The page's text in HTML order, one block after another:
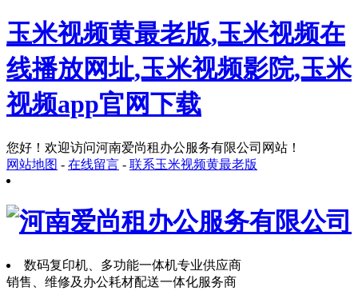
玉米视频黄最老版,玉米视频在
线播放网址,玉米视频影院,玉米
视频app官网下载
您好！欢迎访问河南爱尚租办公服务有限公司网站！
网站地图 - 在线留言 - 联系玉米视频黄最老版
数码复印机、多功能一体机专业供应商
销售、维修及办公耗材配送一体化服务商